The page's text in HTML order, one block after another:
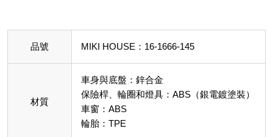
品號 MIKI HOUSE：16-1666-145
材質
車身與底盤：鋅合金
保險桿、輪圈和燈具：ABS（銀電鍍塗裝）
車窗：ABS
輪胎：TPE